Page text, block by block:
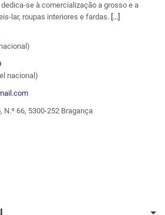
se à comercialização a grosso e a
lar, roupas interiores e fardas. [...]
nacional)
N.º 66, 5300-252 Bragança